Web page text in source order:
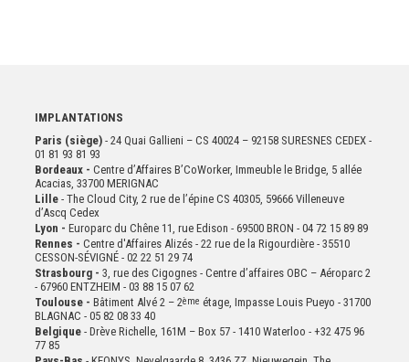
IMPLANTATIONS
Paris (siège) - 24 Quai Gallieni – CS 40024 – 92158 SURESNES CEDEX -
01 81 93 81 93
Bordeaux - Centre d’Affaires B’CoWorker, Immeuble le Bridge, 5 allée
Acacias, 33700 MERIGNAC
Lille- The Cloud City, 2 rue de l’épine CS 40305, 59666 Villeneuve
d’Ascq Cedex
Lyon - Europarc du Chêne 11, rue Edison - 69500 BRON - 04 72 15 89 89
Rennes - Centre d'Affaires Alizés - 22 rue de la Rigourdière - 35510
CESSON-SÉVIGNÉ - 02 22 51 29 74
Strasbourg - 3, rue des Cigognes - Centre d’affaires OBC – Aéroparc 2
- 67960 ENTZHEIM - 03 88 15 07 62
Toulouse - Bâtiment Alvé 2 – 2ème étage, Impasse Louis Pueyo - 31700
BLAGNAC - 05 82 08 33 40
Belgique- Drève Richelle, 161M – Box 57 - 1410 Waterloo - +32 475 96
77 85